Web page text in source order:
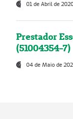
01 de Abril de
Prestador
(51004354-7)
04 de Maio de